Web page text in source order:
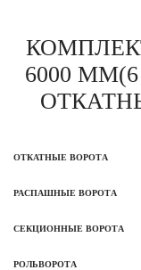
6000
ОТКАТНЫЕ ВОРОТА
РАСПАШНЫЕ ВОРОТА
СЕКЦИОННЫЕ ВОРОТА
РОЛЬВОРОТА